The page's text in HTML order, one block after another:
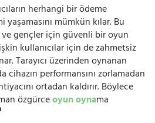
herhangi bir ödeme
mümkün kılar. Bu
gençler için güvenli bir oyun
kullanıcılar için de zahmetsiz
Tarayıcı üzerinden oynanan
cihazın performansını zorlamadan
ortadan kaldırır. Böylece
özgürceoyun oynama